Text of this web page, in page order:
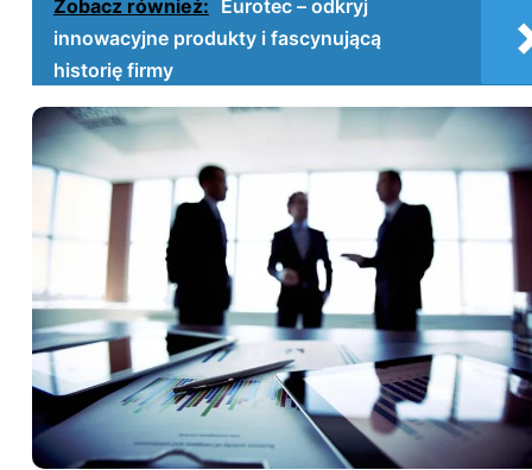
Zobacz również:
Eurotec – odkryj
innowacyjne produkty i fascynującą
historię firmy